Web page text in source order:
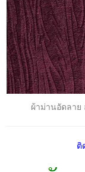
ผ้าม่านอัดลาย
ติ